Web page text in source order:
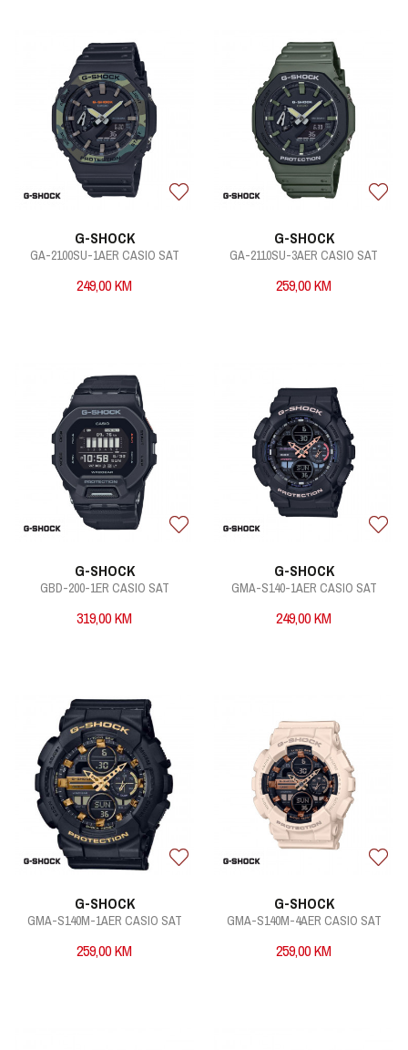
G-SHOCK
GA-2100SU-1AER CASIO SAT
249,00KM
G-SHOCK
GA-2110SU-3AER CASIO SAT
259,00KM
G-SHOCK
GBD-200-1ER CASIO SAT
319,00KM
G-SHOCK
GMA-S140-1AER CASIO SAT
249,00KM
G-SHOCK
GMA-S140M-1AER CASIO SAT
259,00KM
G-SHOCK
GMA-S140M-4AER CASIO SAT
259,00KM